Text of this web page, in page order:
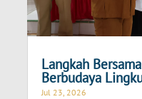
Langkah
Berbudaya
Jul 23, 2026